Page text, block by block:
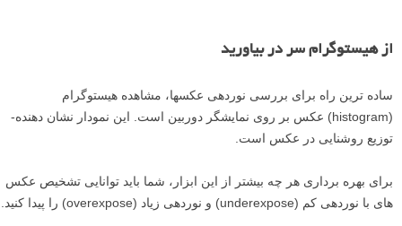
از هیستوگرام سر در بیاورید
ساده­ ترین راه برای بررسی نوردهی عکس­ها، مشاهده هیستوگرام
(histogram) عکس بر روی نمایشگر دوربین است. این نمودار نشان دهنده­
توزیع روشنایی در عکس است.
برای بهره ­برداری هر چه بیشتر از این ابزار، شما باید توانایی تشخیص عکس
­های با نوردهی کم (underexpose) و نوردهی زیاد (overexpose) را پیدا کنید.